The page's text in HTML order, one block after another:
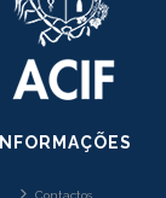
INFORMAÇÕES
Contactos